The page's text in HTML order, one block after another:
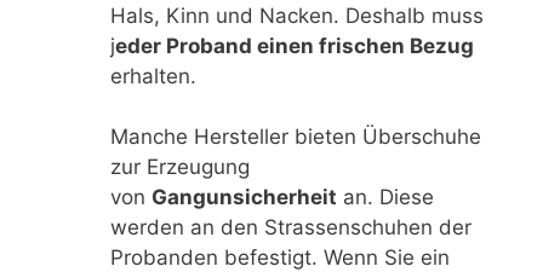
Hals, Kinn und Nacken. Deshalb muss
jeder Proband einen frischen Bezug
erhalten.
Manche Hersteller bieten Überschuhe
zur Erzeugung
von Gangunsicherheit an. Diese
werden an den Strassenschuhen der
Probanden befestigt. Wenn Sie ein